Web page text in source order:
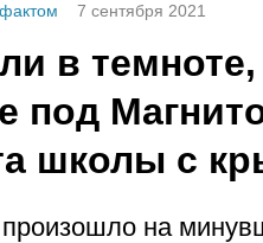
7 сентября 2021
в
под
школы с
на